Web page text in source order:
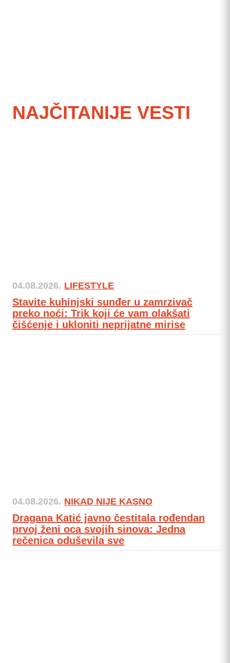
NAJČITANIJE VESTI
04.08.2026. LIFESTYLE
Stavite kuhinjski sunđer u zamrzivač
preko noći: Trik koji će vam olakšati
čišćenje i ukloniti neprijatne mirise
04.08.2026. NIKAD NIJE KASNO
Dragana Katić javno čestitala rođendan
prvoj ženi oca svojih sinova: Jedna
rečenica oduševila sve